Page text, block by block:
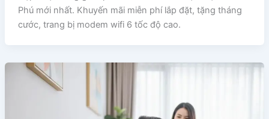
Phú mới nhất. Khuyến mãi miễn phí lắp đặt, tặng tháng
cước, trang bị modem wifi 6 tốc độ cao.